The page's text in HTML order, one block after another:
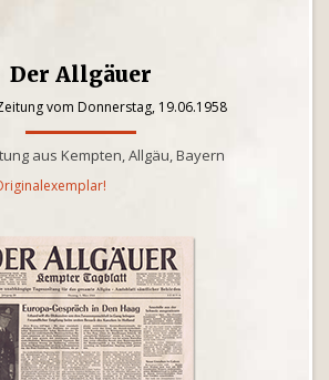
Der Allgäuer
vom Donnerstag, 19.06.1958
aus Kempten, Allgäu, Bayern